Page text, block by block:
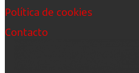
Política de cookies
Contacto